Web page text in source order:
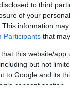
to third
of your
This information
Participants that
that this website/
but not
to Google and its
consent section.
μεγάλη
έχουν
στο λεγόμενο
υπηρεσιών